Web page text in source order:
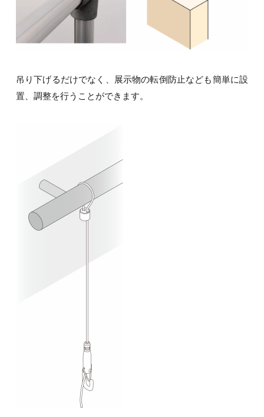
吊り下げるだけでなく、展示物の転倒防止なども簡単に設
置、調整を行うことができます。